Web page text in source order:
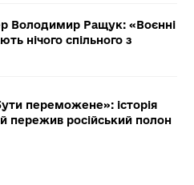
Володимир Ращук: «Воєнні
нічого спільного з
переможене»: історія
пережив російський полон